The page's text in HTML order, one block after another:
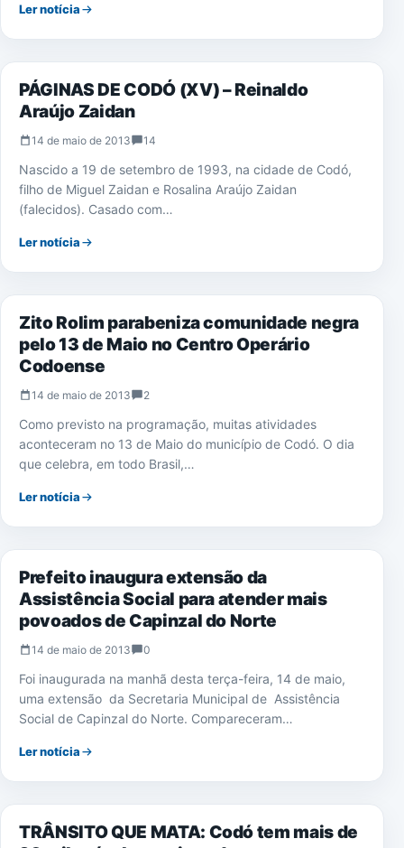
Ler notícia
NOTÍCIAS
PÁGINAS DE CODÓ (XV) – Reinaldo
Araújo Zaidan
14 de maio de 2013 14
Nascido a 19 de setembro de 1993, na cidade de Codó,
filho de Miguel Zaidan e Rosalina Araújo Zaidan
(falecidos). Casado com…
Ler notícia
ESPORTE
Zito Rolim parabeniza comunidade negra
pelo 13 de Maio no Centro Operário
Codoense
14 de maio de 2013 2
Como previsto na programação, muitas atividades
aconteceram no 13 de Maio do município de Codó. O dia
que celebra, em todo Brasil,…
Ler notícia
POLÍTICA
Prefeito inaugura extensão da
Assistência Social para atender mais
povoados de Capinzal do Norte
14 de maio de 2013 0
Foi inaugurada na manhã desta terça-feira, 14 de maio,
uma extensão da Secretaria Municipal de Assistência
Social de Capinzal do Norte. Compareceram…
Ler notícia
NOTÍCIAS
TRÂNSITO QUE MATA: Codó tem mais de